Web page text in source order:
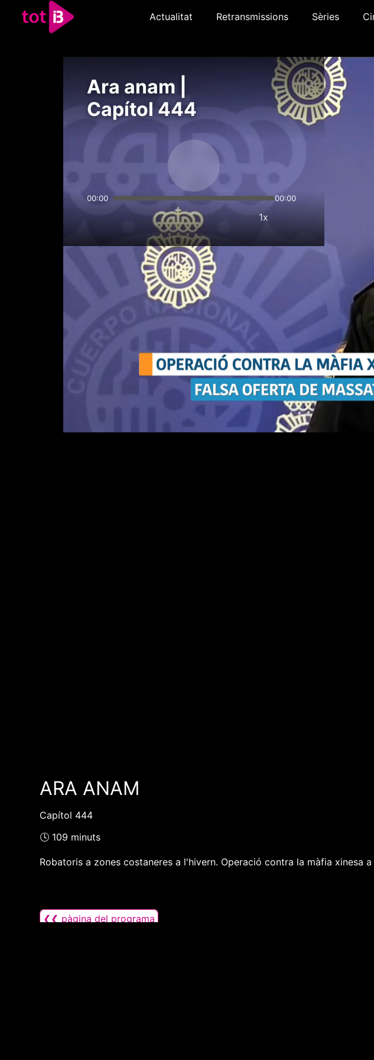
Actualitat Retransmissions Sèries
Ara anam |
Capítol 444
00:00 00:00
1x
ARA ANAM
Capítol 444
🕓 109 minuts
Robatoris a zones costaneres a l'hivern. Operació contra la màfia xinesa
❮❮ pàgina del programa